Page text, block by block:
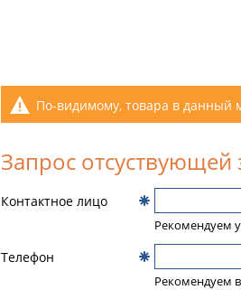
По-видимому, товара в данный
Запрос отсуствующей
Контактное лицо
Рекомендуем
Телефон
Рекомендуем